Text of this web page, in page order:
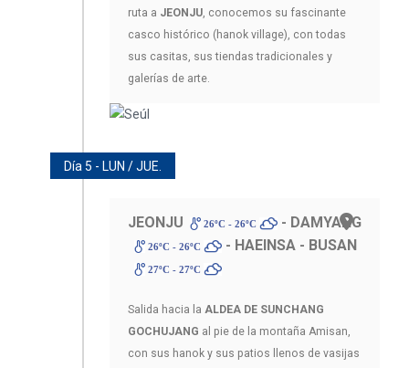
ruta a JEONJU, conocemos su fascinante
casco histórico (hanok village), con todas
sus casitas, sus tiendas tradicionales y
galerías de arte.
Día 5 - LUN / JUE.
JEONJU 26ºC - 26ºC - DAMYANG
26ºC - 26ºC - HAEINSA - BUSAN
27ºC - 27ºC
Salida hacia la ALDEA DE SUNCHANG
GOCHUJANG al pie de la montaña Amisan,
con sus hanok y sus patios llenos de vasijas